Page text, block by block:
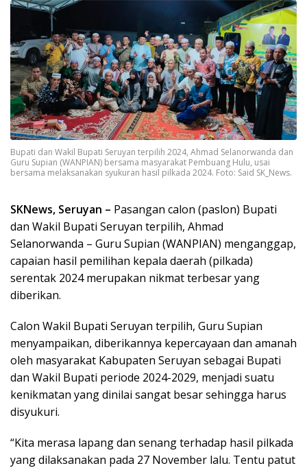
Bupati dan Wakil Bupati Seruyan terpilih 2024, Ahmad Selanorwanda dan
Guru Supian (WANPIAN) bersama masyarakat Pembuang Hulu, usai
bersama melaksanakan syukuran hasil pilkada 2024. Foto: Said SK_News.
SKNews, Seruyan – Pasangan calon (paslon) Bupati
dan Wakil Bupati Seruyan terpilih, Ahmad
Selanorwanda – Guru Supian (WANPIAN) menganggap,
capaian hasil pemilihan kepala daerah (pilkada)
serentak 2024 merupakan nikmat terbesar yang
diberikan.
Calon Wakil Bupati Seruyan terpilih, Guru Supian
menyampaikan, diberikannya kepercayaan dan amanah
oleh masyarakat Kabupaten Seruyan sebagai Bupati
dan Wakil Bupati periode 2024-2029, menjadi suatu
kenikmatan yang dinilai sangat besar sehingga harus
disyukuri.
“Kita merasa lapang dan senang terhadap hasil pilkada
yang dilaksanakan pada 27 November lalu. Tentu patut